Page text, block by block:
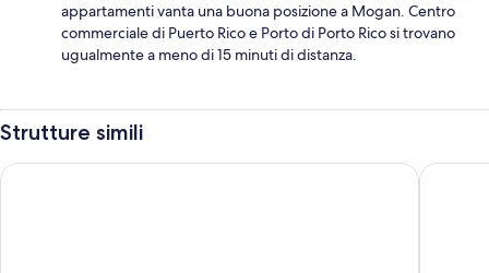
appartamenti vanta una buona posizione a Mogan. Centro
commerciale di Puerto Rico e Porto di Porto Rico si trovano
ugualmente a meno di 15 minuti di distanza.
Strutture simili
Servatur Castillo de Sol Ura